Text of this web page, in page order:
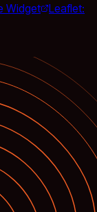
Widget Leaflet: